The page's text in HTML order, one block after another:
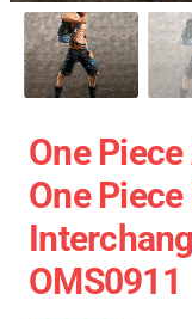
One
One
OMS0911